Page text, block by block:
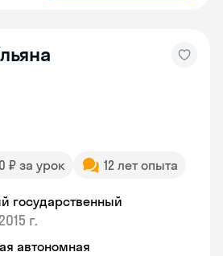
₽ за урок 12 лет опыта
государственный
2015 г.
автономная